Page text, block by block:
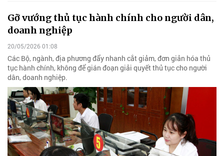
Gỡ vướng thủ tục hành chính cho người dân,
doanh nghiệp
20/05/2026 01:08
Các Bộ, ngành, địa phương đẩy nhanh cắt giảm, đơn giản hóa thủ
tục hành chính, không để gián đoạn giải quyết thủ tục cho người
dân, doanh nghiệp.